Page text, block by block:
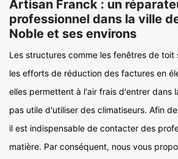
Artisan Franck : un
professionnel dans la ville
Noble et ses environs
Les structures comme les fenêtres de toit
les efforts de réduction des factures en
elles permettent à l'air frais d'entrer dans
pas utile d'utiliser des climatiseurs. Afin
il est indispensable de contacter des
matière. Par conséquent, nous vous